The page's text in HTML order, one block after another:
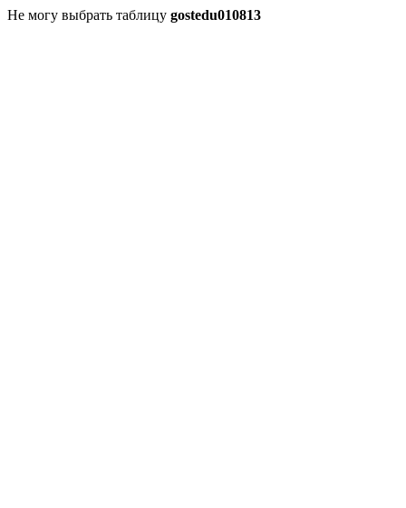
Не могу выбрать таблицу gostedu010813